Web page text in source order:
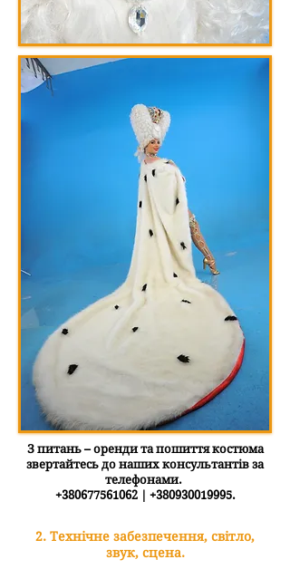
З питань – оренди та пошиття костюма
звертайтесь до наших консультантів за
телефонами. ‎
+380677561062| +380930019995.
2. Технічне забезпечення, світло,
звук, сцена.